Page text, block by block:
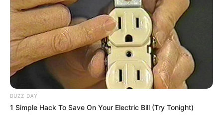
Aline há 17 anos
olá! gostei mto desse modelo de flor, eu faço
chaveiros com as flores de fuxico!!! mto legal esse
modelo!!!
há 17 anos
BUZZ DAY
1 Simple Hack To Save On Your Electric Bill (Try Tonight)